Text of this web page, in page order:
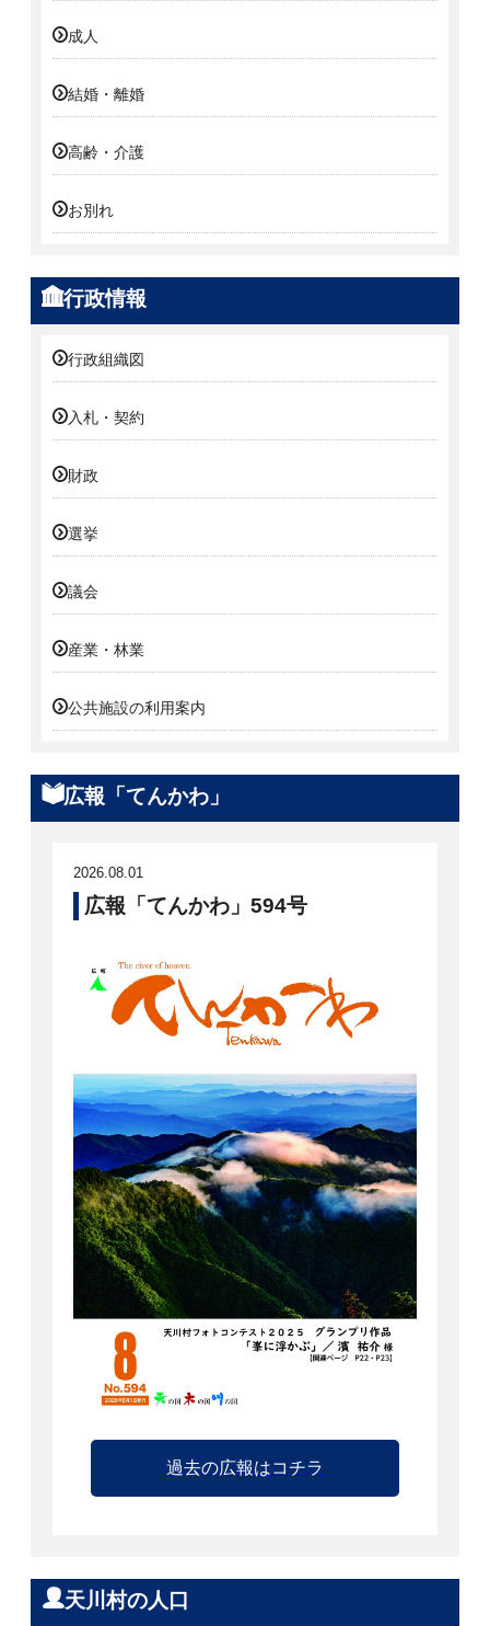
成人
結婚・離婚
高齢・介護
お別れ
行政情報
行政組織図
入札・契約
財政
選挙
議会
産業・林業
公共施設の利用案内
広報「てんかわ」
2026.08.01
広報「てんかわ」594号
過去の広報はコチラ
天川村の人口